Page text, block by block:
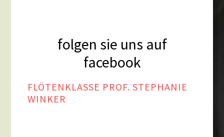
folgen sie uns auf
facebook
FLÖTENKLASSE PROF. STEPHANIE
WINKER